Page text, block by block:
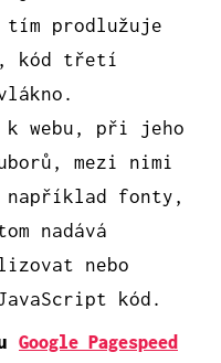
tím prodlužuje
kód třetí
k webu, při jeho
mezi nimi
fonty,
nadává
nebo
kód.
Google Pagespeed